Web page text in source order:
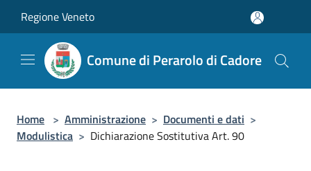
Regione Veneto
Comune di Perarolo di Cadore
Home > Amministrazione > Documenti e dati >
Modulistica > Dichiarazione Sostitutiva Art. 90